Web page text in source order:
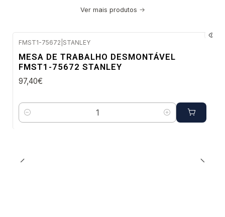
Ver mais produtos
FMST1-75672 STANLEY
MESA DE TRABALHO DESMONTÁVEL
FMST1-75672 STANLEY
97,40€
Quantidade